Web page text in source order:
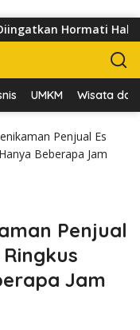
Hormati Hak Pejalan
UMKM Wisata dan
Penjual Es
Beberapa Jam
Penjual
Jam